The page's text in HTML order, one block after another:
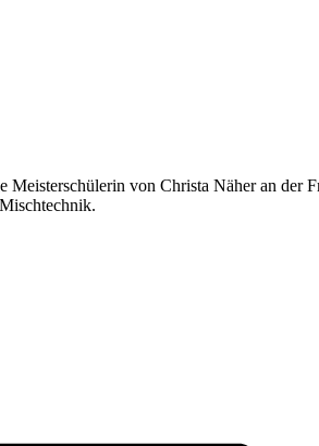
von Christa Näher an der